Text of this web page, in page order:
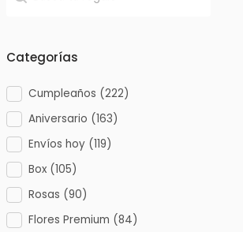
Categorías
Categorías
Cumpleaños (222)
Aniversario (163)
Envíos hoy (119)
Box (105)
Rosas (90)
Flores Premium (84)